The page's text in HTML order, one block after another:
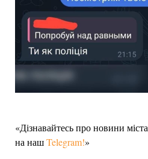
«Дізнавайтесь про новини
на нашTelegram!»